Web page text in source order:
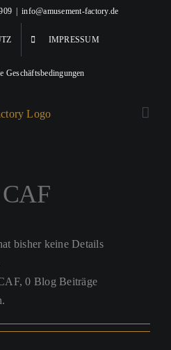
info@amusement-factory.de
IMPRESSUM
Geschäftsbedingungen
CAF
bisher keine Details
0 Blog Beiträge